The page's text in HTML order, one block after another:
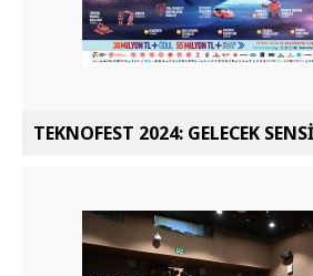
TEKNOFEST 2024: GELECEK